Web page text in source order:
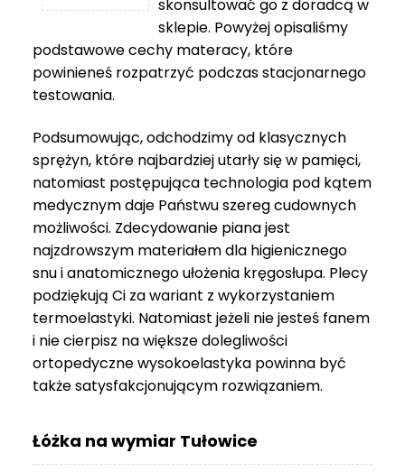
1
999 zł
do
skonsultować go z doradcą w
sklepie. Powyżej opisaliśmy
podstawowe cechy materacy, które
powinieneś rozpatrzyć podczas stacjonarnego
testowania.
Podsumowując, odchodzimy od klasycznych
sprężyn, które najbardziej utarły się w pamięci,
natomiast postępująca technologia pod kątem
medycznym daje Państwu szereg cudownych
możliwości. Zdecydowanie piana jest
najzdrowszym materiałem dla higienicznego
snu i anatomicznego ułożenia kręgosłupa. Plecy
podziękują Ci za wariant z wykorzystaniem
termoelastyki. Natomiast jeżeli nie jesteś fanem
i nie cierpisz na większe dolegliwości
ortopedyczne wysokoelastyka powinna być
także satysfakcjonującym rozwiązaniem.
Łóżka na wymiar Tułowice